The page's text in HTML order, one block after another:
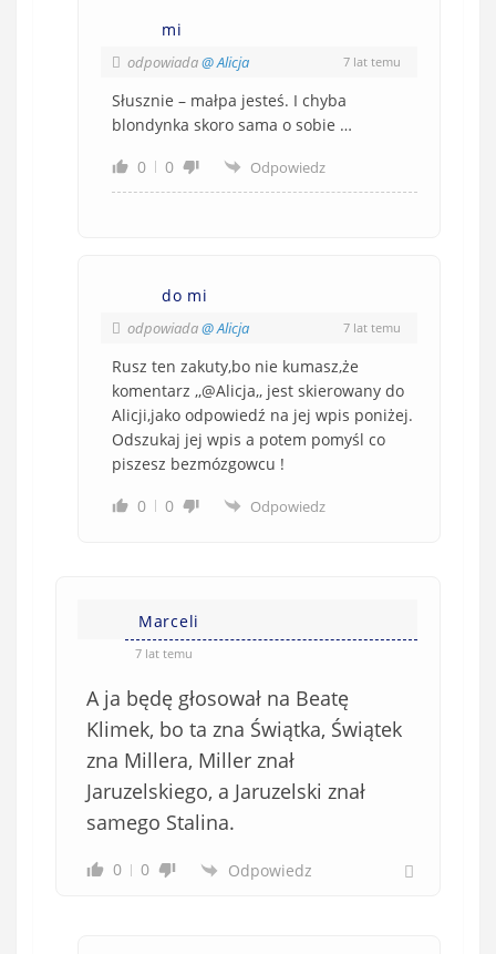
mi
odpowiada@ Alicja 7 lat temu
Słusznie – małpa jesteś. I chyba
blondynka skoro sama o sobie …
0
0 Odpowiedz
do mi
odpowiada@ Alicja 7 lat temu
Rusz ten zakuty,bo nie kumasz,że
komentarz ,,@Alicja,, jest skierowany do
Alicji,jako odpowiedź na jej wpis poniżej.
Odszukaj jej wpis a potem pomyśl co
piszesz bezmózgowcu !
0
0 Odpowiedz
Marceli
7 lat temu
A ja będę głosował na Beatę
Klimek, bo ta zna Świątka, Świątek
zna Millera, Miller znał
Jaruzelskiego, a Jaruzelski znał
samego Stalina.
0 0 Odpowiedz